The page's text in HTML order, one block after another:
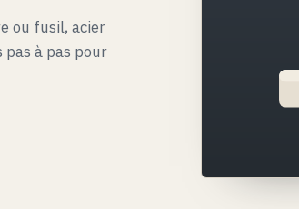
ou fusil, acier
pas à pas pour